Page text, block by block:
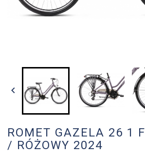

ROMET GAZELA 26 1
/ RÓŻOWY 2024